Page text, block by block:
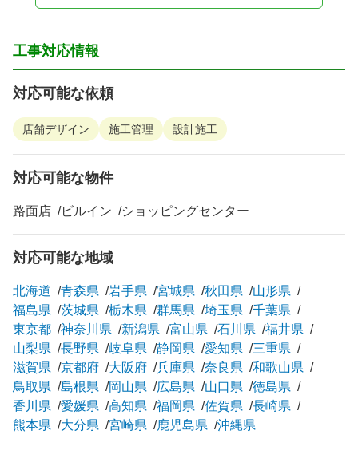
工事対応情報
対応可能な依頼
店舗デザイン 施工管理 設計施工
対応可能な物件
路面店 ビルイン ショッピングセンター
対応可能な地域
北海道 青森県 岩手県 宮城県 秋田県
山形県
福島県
茨城県 栃木県 群馬県 埼玉県
千葉県
東京都
神奈川県 新潟県 富山県 石川県
福井県
山梨県
長野県 岐阜県 静岡県 愛知県
三重県
滋賀県
京都府 大阪府 兵庫県 奈良県
和歌山県
鳥取県
島根県 岡山県 広島県 山口県
徳島県
香川県
愛媛県 高知県 福岡県 佐賀県
長崎県
熊本県
大分県 宮崎県 鹿児島県 沖縄県